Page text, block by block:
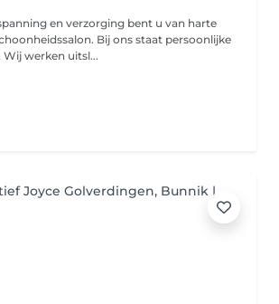
en verzorging bent u van harte
Bij ons staat persoonlijke
aandacht voorop. Wij werken uitsl...